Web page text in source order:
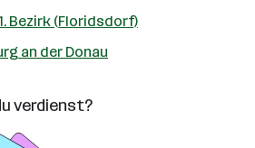
Bezirk (Floridsdorf)
an der Donau
verdienst?